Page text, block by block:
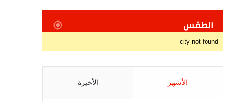
الطقس
city not found
الأشهر الأخيرة